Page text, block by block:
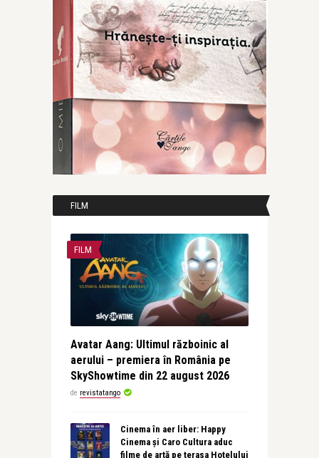
FILM
FILM
Avatar Aang: Ultimul războinic al
aerului – premiera în România pe
SkyShowtime din 22 august 2026
de revistatango
Cinema în aer liber: Happy
Cinema și Caro Cultura aduc
filme de artă pe terasa Hotelului